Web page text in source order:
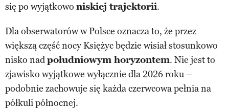
się po wyjątkowo niskiej trajektorii.
Dla obserwatorów w Polsce oznacza to, że przez
większą część nocy Księżyc będzie wisiał stosunkowo
nisko nadpołudniowym horyzontem. Nie jest to
zjawisko wyjątkowe wyłącznie dla 2026 roku –
podobnie zachowuje się każda czerwcowa pełnia na
półkuli północnej.